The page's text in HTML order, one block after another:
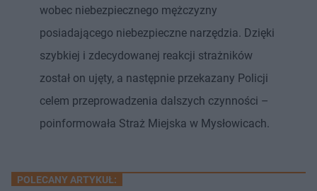
wobec niebezpiecznego mężczyzny
posiadającego niebezpieczne narzędzia. Dzięki
szybkiej i zdecydowanej reakcji strażników
został on ujęty, a następnie przekazany Policji
celem przeprowadzenia dalszych czynności –
poinformowała Straż Miejska w Mysłowicach.
POLECANY ARTYKUŁ: